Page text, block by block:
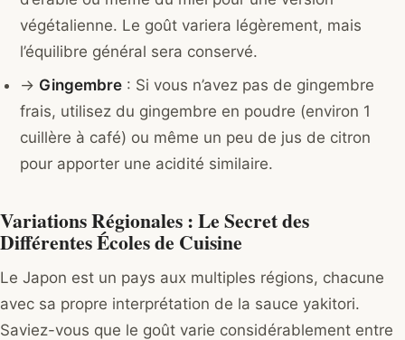
végétalienne. Le goût variera légèrement, mais
l’équilibre général sera conservé.
→ Gingembre : Si vous n’avez pas de gingembre
frais, utilisez du gingembre en poudre (environ 1
cuillère à café) ou même un peu de jus de citron
pour apporter une acidité similaire.
Variations Régionales : Le Secret des
Différentes Écoles de Cuisine
Le Japon est un pays aux multiples régions, chacune
avec sa propre interprétation de la sauce yakitori.
Saviez-vous que le goût varie considérablement entre